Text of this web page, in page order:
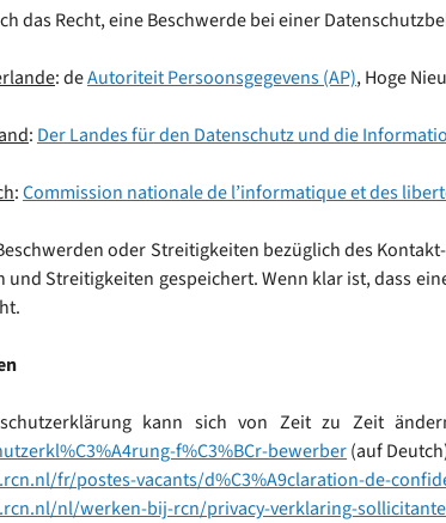
das Recht, eine Beschwerde bei einer
: deAutoriteit Persoonsgegevens (AP), Hoge
: Der Landes für den Datenschutz und die
:Commission nationale de l’informatique et des
oder Streitigkeiten bezüglich des
und Streitigkeiten gespeichert. Wenn klar ist, dass
kann sich von Zeit zu Zeit
f%C3%BCr-bewerber(auf
fr/postes-vacants/d%C3%A9claration-de-
nl/werken-bij-rcn/privacy-verklaring-